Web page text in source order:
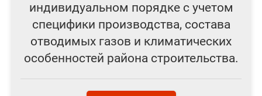
индивидуальном порядке с учетом
специфики производства, состава
отводимых газов и климатических
особенностей района строительства.